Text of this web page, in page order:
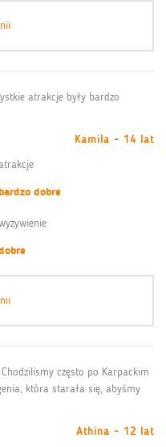
atrakcje były bardzo
Kamila - 14 lat
dobre
często po Karpackim
która starała się, abyśmy
Athina - 12 lat